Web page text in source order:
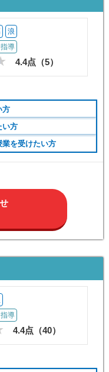
浪
導
4.4点（5）
方
い方
を受けたい方
導
4.4点（40）